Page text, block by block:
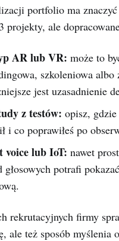
portfolio ma
projekty, ale
AR lub VR: może to
szkoleniowa albo
jest uzasadnienie
z testów: opisz,
i co poprawiłeś po
voice lub IoT: nawet
głosowych potrafi
rekrutacyjnych firmy
ale też sposób myślenia